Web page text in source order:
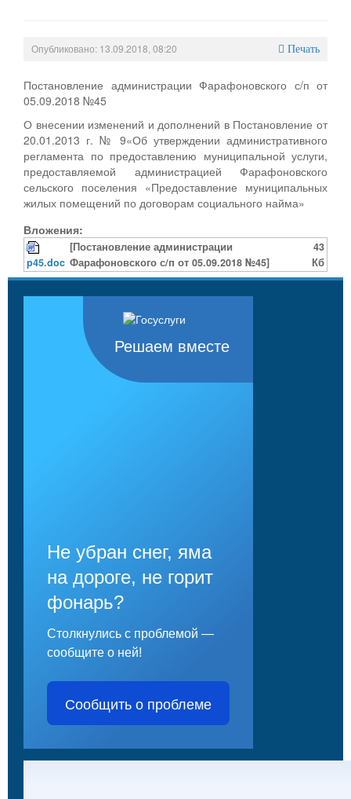
Опубликовано: 13.09.2018, 08:20 Печать
Постановление администрации Фарафоновского с/п от
05.09.2018 №45
О внесении изменений и дополнений в Постановление от
20.01.2013 г. № 9«Об утверждении административного
регламента по предоставлению муниципальной услуги,
предоставляемой администрацией Фарафоновского
сельского поселения «Предоставление муниципальных
жилых помещений по договорам социального найма»
Вложения:
p45.doc
[Постановление администрации
Фарафоновского с/п от 05.09.2018 №45]
43
Кб
Решаем вместе
Не убран снег, яма
на дороге, не горит
фонарь?
Столкнулись с проблемой —
сообщите о ней!
Сообщить о проблеме